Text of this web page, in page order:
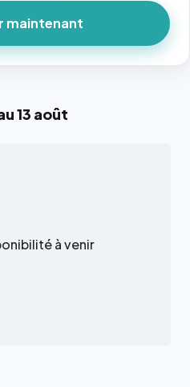
13 août
à venir
maintenant